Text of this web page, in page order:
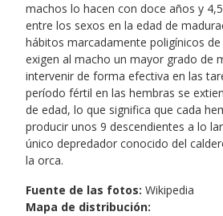
machos lo hacen con doce años y
entre los sexos en la edad de
hábitos marcadamente poligínicos de
exigen al macho un mayor grado de
intervenir de forma efectiva en las
período fértil en las hembras se
de edad, lo que significa que cada
producir unos 9 descendientes a lo
único depredador conocido del
la orca.
Fuente de las fotos: Wikipedia
Mapa de distribución: